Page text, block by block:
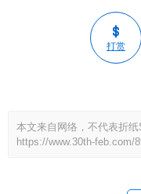
打赏
本文来自网络，不代表折
https://www.30th-feb.com/